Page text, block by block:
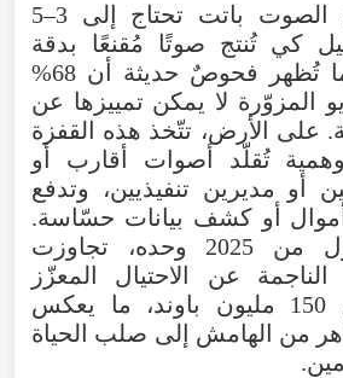
تقنيات استنساخ الصوت باتت تحتاج إلى 3–5
كي تُنتج صوتًا مُقنعًا بدقة
تُقارب 85%، فيما تُظهر فحوصٌ حديثة أن 68%
المزوّرة لا يمكن تمييزها عن
على الأرض، تتّخذ هذه القفزة
تُقلّد أصوات أقارب أو
أو مديرين تنفيذيين، وتدفع
أموال أو كشف بيانات حسّاسة.
خلال الربع الأول من 2025 وحده، تجاوزت
الناجمة عن الاحتيال المعزّز
بالتزييف العميق 150 مليون باوند، ما يعكس
من الهامش إلى صلب الحياة